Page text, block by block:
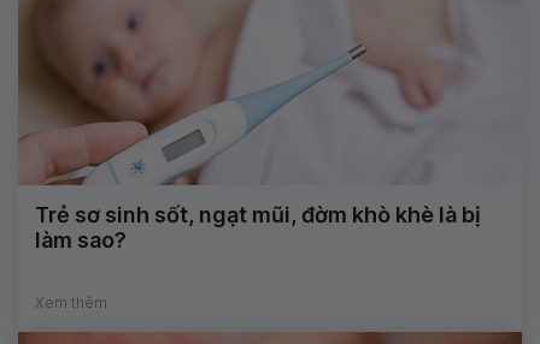
Trẻ sơ sinh sốt, ngạt mũi, đờm khò khè là bị
làm sao?
Xem thêm